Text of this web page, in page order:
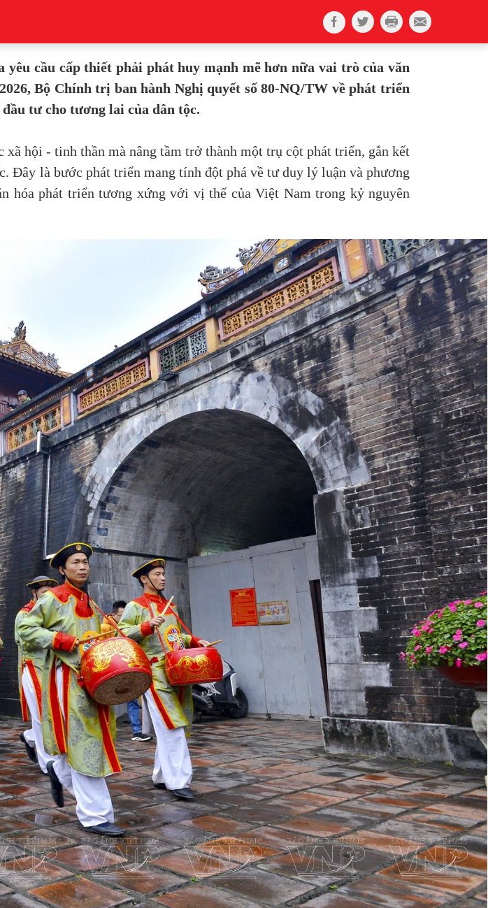
cầu cấp thiết phải phát huy mạnh mẽ hơn nữa vai trò của văn
Bộ Chính trị ban hành Nghị quyết số 80-NQ/TW về phát triển
tư cho tương lai của dân tộc.
hội - tinh thần mà nâng tầm trở thành một trụ cột phát triển, gắn kết
Đây là bước phát triển mang tính đột phá về tư duy lý luận và phương
hóa phát triển tương xứng với vị thế của Việt Nam trong kỷ nguyên